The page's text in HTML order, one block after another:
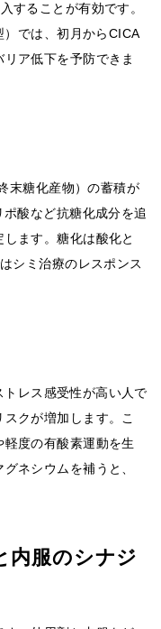
することが有効です。
では、初月からCICA
ア低下を予防できま
末糖化産物）の蓄積が
酸など抗糖化成分を追
ます。糖化は酸化と
シミ治療のレスポンス
レス感受性が高い人で
クが増加します。こ
度の有酸素運動を生
ネシウムを補うと、
内服のシナジ